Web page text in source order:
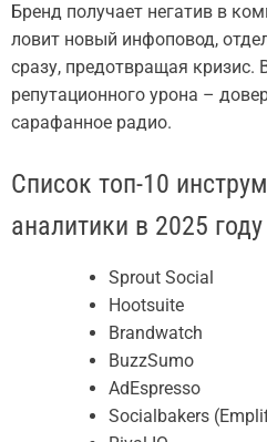
Бренд получает негатив в
ловит новый инфоповод,
сразу, предотвращая кризис.
репутационного урона –
сарафанное радио.
Список топ-10
аналитики в 2025 году
Sprout Social
Hootsuite
Brandwatch
BuzzSumo
AdEspresso
Socialbakers